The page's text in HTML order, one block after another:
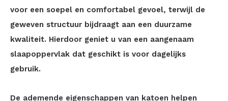
voor een soepel en comfortabel gevoel, terwijl de
geweven structuur bijdraagt aan een duurzame
kwaliteit. Hierdoor geniet u van een aangenaam
slaapoppervlak dat geschikt is voor dagelijks
gebruik.
De ademende eigenschappen van katoen helpen